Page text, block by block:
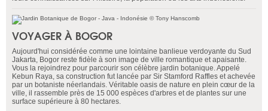
VOYAGER À BOGOR
Aujourd'hui considérée comme une lointaine banlieue verdoyante du Sud
Jakarta, Bogor reste fidèle à son image de ville romantique et apaisante.
Vous la rejoindrez pour parcourir son célèbre jardin botanique. Appelé
Kebun Raya, sa construction fut lancée par Sir Stamford Raffles et achevée
par un botaniste néerlandais. Véritable oasis de nature en plein cœur de la
ville, il rassemble près de 15 000 espèces d'arbres et de plantes sur une
surface supérieure à 80 hectares.